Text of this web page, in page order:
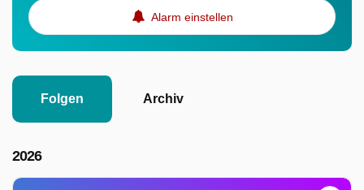
Alarm einstellen
Folgen Archiv
2026